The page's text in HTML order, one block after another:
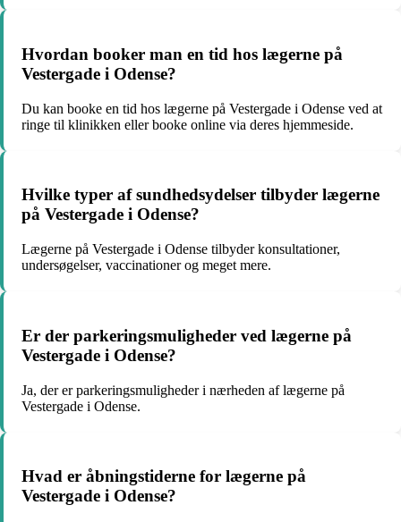
Hvordan booker man en tid hos lægerne på
Vestergade i Odense?
Du kan booke en tid hos lægerne på Vestergade i Odense ved at
ringe til klinikken eller booke online via deres hjemmeside.
Hvilke typer af sundhedsydelser tilbyder lægerne
på Vestergade i Odense?
Lægerne på Vestergade i Odense tilbyder konsultationer,
undersøgelser, vaccinationer og meget mere.
Er der parkeringsmuligheder ved lægerne på
Vestergade i Odense?
Ja, der er parkeringsmuligheder i nærheden af lægerne på
Vestergade i Odense.
Hvad er åbningstiderne for lægerne på
Vestergade i Odense?